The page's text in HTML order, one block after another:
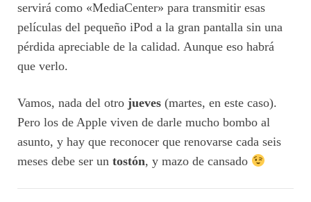
servirá como «MediaCenter» para transmitir esas
películas del pequeño iPod a la gran pantalla sin una
pérdida apreciable de la calidad. Aunque eso habrá
que verlo.
Vamos, nada del otro jueves (martes, en este caso).
Pero los de Apple viven de darle mucho bombo al
asunto, y hay que reconocer que renovarse cada seis
meses debe ser un tostón, y mazo de cansado